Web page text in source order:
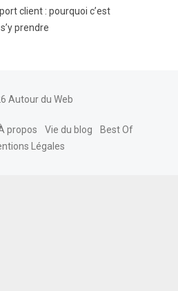
client : pourquoi c’est
prendre
Autour du Web
propos Vie du blog
Best Of
Légales